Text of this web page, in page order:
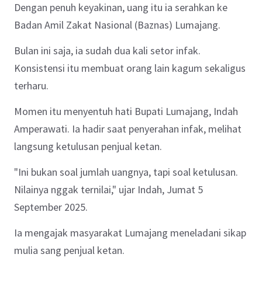
Dengan penuh keyakinan, uang itu ia serahkan ke
Badan Amil Zakat Nasional (Baznas) Lumajang.
Bulan ini saja, ia sudah dua kali setor infak.
Konsistensi itu membuat orang lain kagum sekaligus
terharu.
Momen itu menyentuh hati Bupati Lumajang, Indah
Amperawati. Ia hadir saat penyerahan infak, melihat
langsung ketulusan penjual ketan.
"Ini bukan soal jumlah uangnya, tapi soal ketulusan.
Nilainya nggak ternilai," ujar Indah, Jumat 5
September 2025.
Ia mengajak masyarakat Lumajang meneladani sikap
mulia sang penjual ketan.